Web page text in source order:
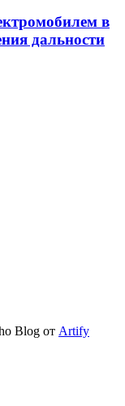
в
дальности
Blog от Artify